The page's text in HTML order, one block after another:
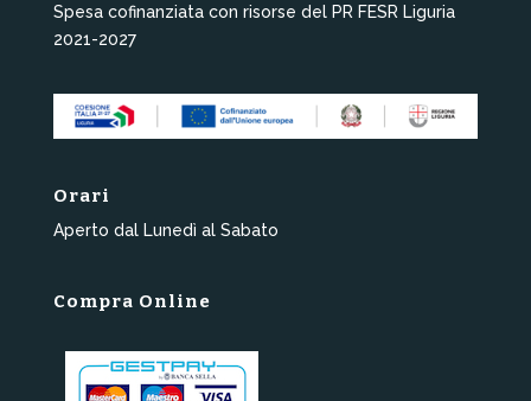
Spesa cofinanziata con risorse del PR FESR Liguria
2021-2027
Orari
Aperto dal Lunedì al Sabato
Compra Online